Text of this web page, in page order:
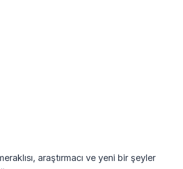
araştırmacı ve yeni bir şeyler